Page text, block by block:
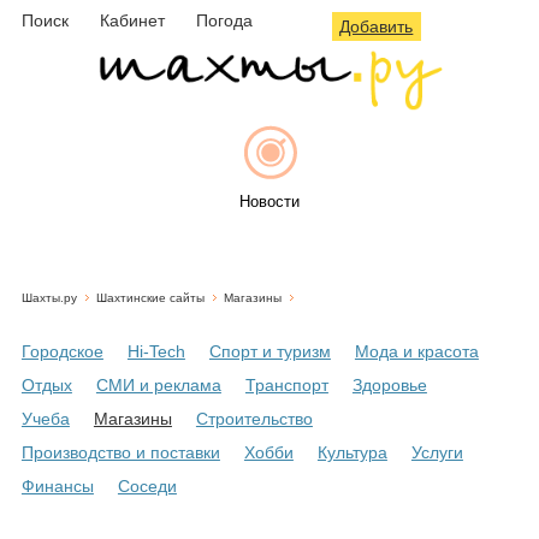
Поиск Кабинет Погода Добавить
Новости
Объявления
Шахты.ру Шахтинские сайты Магазины
Городское Hi-Tech Спорт и туризм
Мода и красота
Отдых
СМИ и реклама Транспорт
Здоровье
Учеба
Магазины
Строительство
Производство и поставки
Хобби Культура
Услуги
Финансы
Соседи